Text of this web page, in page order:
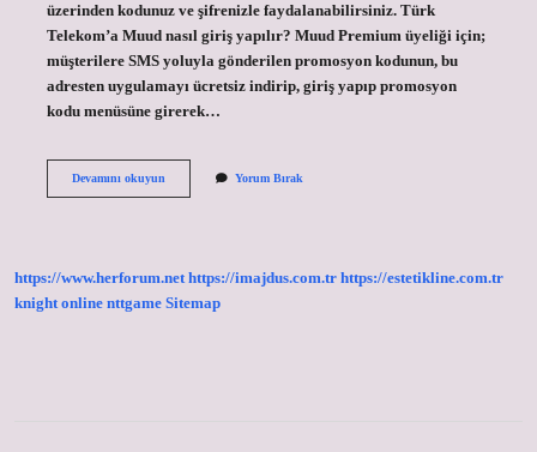
üzerinden kodunuz ve şifrenizle faydalanabilirsiniz. Türk
Telekom’a Muud nasıl giriş yapılır? Muud Premium üyeliği için;
müşterilere SMS yoluyla gönderilen promosyon kodunun, bu
adresten uygulamayı ücretsiz indirip, giriş yapıp promosyon
kodu menüsüne girerek…
Devamını okuyunSil
Yorum Bırak
https://www.herforum.net https://imajdus.com.tr https://estetikline.com.tr
knight online nttgame Sitemap